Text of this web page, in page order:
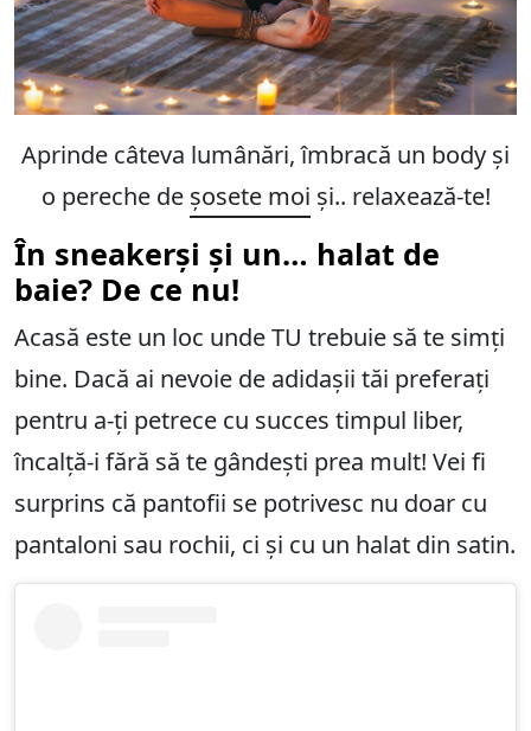
Aprinde câteva lumânări, îmbracă un body și
o pereche de șosete moi și.. relaxează-te!
În sneakerși și un… halat de
baie? De ce nu!
Acasă este un loc unde TU trebuie să te simți
bine. Dacă ai nevoie de adidașii tăi preferați
pentru a-ți petrece cu succes timpul liber,
încalță-i fără să te gândești prea mult! Vei fi
surprins că pantofii se potrivesc nu doar cu
pantaloni sau rochii, ci și cu un halat din satin.